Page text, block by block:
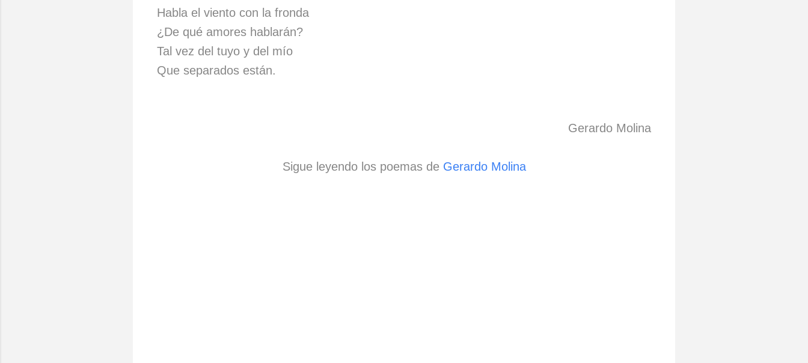
Habla el viento con la fronda
¿De qué amores hablarán?
Tal vez del tuyo y del mío
Que separados están.
Gerardo Molina
Sigue leyendo los poemas de Gerardo Molina